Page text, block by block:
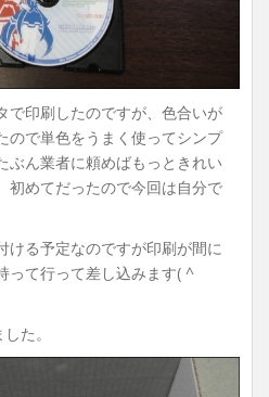
で印刷したのですが、色合いが
ので単色をうまく使ってシンプ
ぶん業者に頼めばもっときれい
初めてだったので今回は自分で
ける予定なのですが印刷が間に
って行って差し込みます( ^
た。